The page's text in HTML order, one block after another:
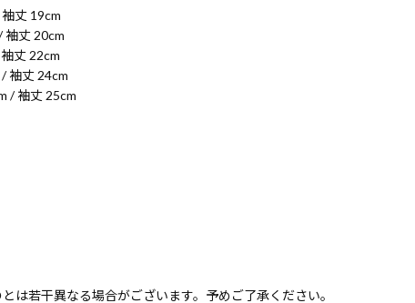
丈 19cm
袖丈 20cm
丈 22cm
袖丈 24cm
/ 袖丈 25cm
は若干異なる場合がございます。予めご了承ください。